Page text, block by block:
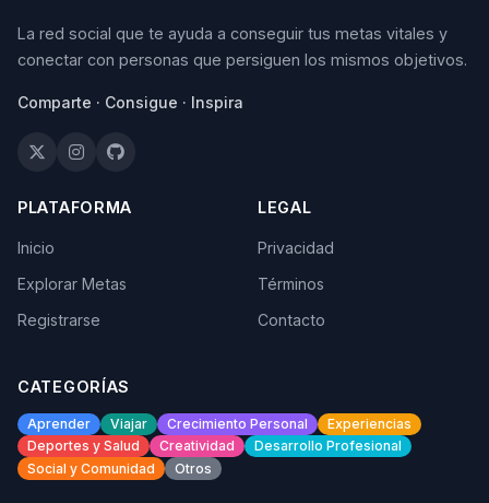
La red social que te ayuda a conseguir tus metas vitales y
conectar con personas que persiguen los mismos objetivos.
Comparte · Consigue · Inspira
PLATAFORMA
Inicio
Explorar Metas
Registrarse
LEGAL
Privacidad
Términos
Contacto
CATEGORÍAS
Aprender Viajar Crecimiento Personal
Experiencias
Deportes y Salud
Creatividad
Desarrollo Profesional
Social y Comunidad
Otros